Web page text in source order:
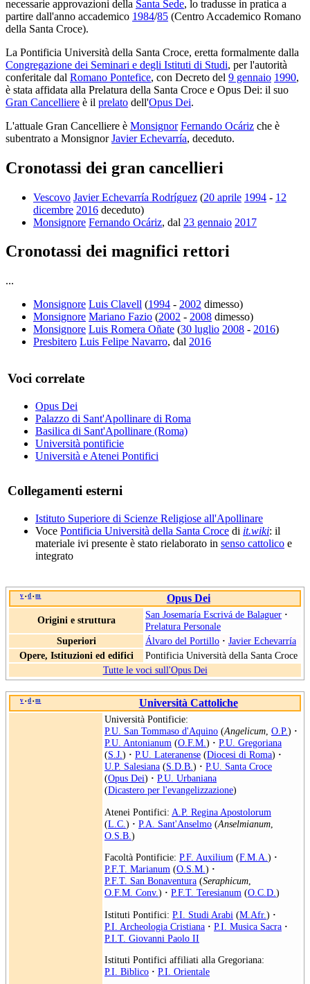
necessarie approvazioni della Santa Sede, lo tradusse in pratica a
partire dall'anno accademico 1984/85 (Centro Accademico Romano
della Santa Croce).
La Pontificia Università della Santa Croce, eretta formalmente dalla
Congregazione dei Seminari e degli Istituti di Studi, per l'autorità
conferitale dal Romano Pontefice, con Decreto del 9 gennaio 1990,
è stata affidata alla Prelatura della Santa Croce e Opus Dei: il suo
Gran Cancelliere è il prelato dell'Opus Dei.
L'attuale Gran Cancelliere è Monsignor Fernando Ocáriz che è
subentrato a MonsignorJavier Echevarría, deceduto.
Cronotassi dei gran cancellieri
Vescovo Javier Echevarría Rodríguez (20 aprile 1994 - 12
dicembre 2016 deceduto)
Monsignore Fernando Ocáriz, dal 23 gennaio 2017
Cronotassi dei magnifici rettori
...
Monsignore Luis Clavell (1994 - 2002 dimesso)
Monsignore Mariano Fazio (2002 - 2008 dimesso)
Monsignore Luis Romera Oñate (30 luglio 2008 - 2016)
Presbitero Luis Felipe Navarro, dal 2016
Voci correlate
Opus Dei
Palazzo di Sant'Apollinare di Roma
Basilica di Sant'Apollinare (Roma)
Università pontificie
Università e Atenei Pontifici
Collegamenti esterni
Istituto Superiore di Scienze Religiose all'Apollinare
Voce Pontificia Università della Santa Croce di it.wiki: il
materiale ivi presente è stato rielaborato in senso cattolico e
integrato
v • d • m Opus Dei
Origini e struttura San Josemaría Escrivá de Balaguer ·
Prelatura Personale
Superiori
Álvaro del Portillo · Javier Echevarría
Opere, Istituzioni ed edifici
Pontificia Università della Santa Croce
Tutte le voci sull'Opus Dei
v • d • m Università Cattoliche
Università Pontificie:
P.U. San Tommaso d'Aquino (Angelicum, O.P.) ·
P.U. Antonianum (O.F.M.) · P.U. Gregoriana
(S.J.) · P.U. Lateranense (Diocesi di Roma) ·
U.P. Salesiana (S.D.B.) · P.U. Santa Croce
(Opus Dei) · P.U. Urbaniana
(Dicastero per l'evangelizzazione)
Atenei Pontifici: A.P. Regina Apostolorum
(L.C. ) · P.A. Sant'Anselmo (Anselmianum
O.S.B. )
Facoltà Pontificie: P.F. Auxilium (F.M.A. ) ·
P.F.T. Marianum (O.S.M. ) ·
P.F.T. San Bonaventura (Seraphicum
O.F.M. Conv.) · P.F.T. Teresianum (O.C.D. )
Istituti Pontifici: P.I. Studi Arabi (M.Afr.) ·
P.I. Archeologia Cristiana · P.I. Musica Sacra ·
P.I.T. Giovanni Paolo II
Istituti Pontifici affiliati alla Gregoriana:
P.I. Biblico · P.I. Orientale